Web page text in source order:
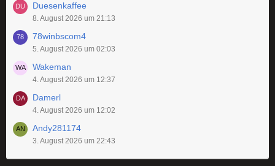
Duesenkaffee
8. August 2026 um 21:13
78winbscom4
5. August 2026 um 02:03
Wakeman
4. August 2026 um 12:37
Damerl
4. August 2026 um 12:02
Andy281174
3. August 2026 um 22:43